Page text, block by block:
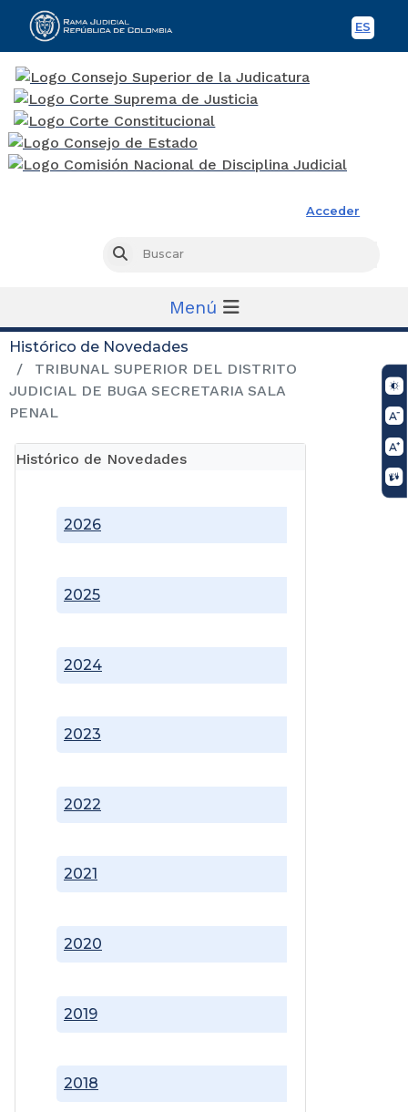
ES
Acceder
Buscar
Menú
Histórico de Novedades
TRIBUNAL SUPERIOR DEL DISTRITO
JUDICIAL DE BUGA SECRETARIA SALA
PENAL
Histórico de Novedades
2018
2019
2020
2021
2022
2023
2024
2025
2026